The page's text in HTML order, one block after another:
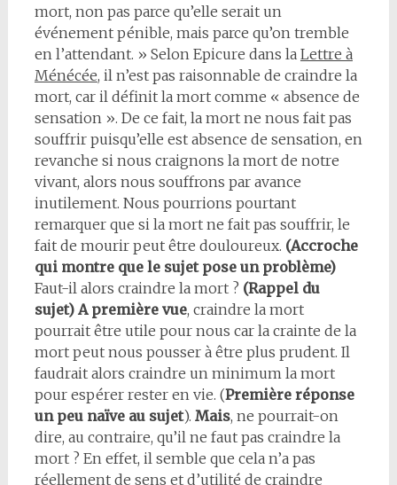
mort, non pas parce qu’elle serait un
événement pénible, mais parce qu’on tremble
en l’attendant. » Selon Epicure dans la Lettre à
Ménécée, il n’est pas raisonnable de craindre la
mort, car il définit la mort comme « absence de
sensation ». De ce fait, la mort ne nous fait pas
souffrir puisqu’elle est absence de sensation, en
revanche si nous craignons la mort de notre
vivant, alors nous souffrons par avance
inutilement. Nous pourrions pourtant
remarquer que si la mort ne fait pas souffrir, le
fait de mourir peut être douloureux. (Accroche
qui montre que le sujet pose un problème)
Faut-il alors craindre la mort ? (Rappel du
sujet) A première vue, craindre la mort
pourrait être utile pour nous car la crainte de la
mort peut nous pousser à être plus prudent. Il
faudrait alors craindre un minimum la mort
pour espérer rester en vie. (Première réponse
un peu naïve au sujet). Mais, ne pourrait-on
dire, au contraire, qu’il ne faut pas craindre la
mort ? En effet, il semble que cela n’a pas
réellement de sens et d’utilité de craindre